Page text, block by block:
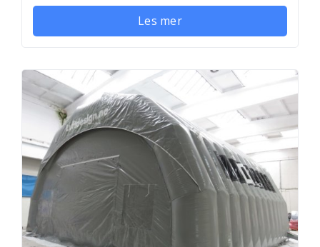
Les mer